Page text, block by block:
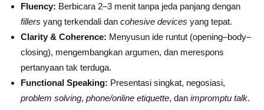
Fluency: Berbicara 2–3 menit tanpa jeda panjang dengan
fillers yang terkendali dan cohesive devices yang tepat.
Clarity & Coherence: Menyusun ide runtut (opening–body–
closing), mengembangkan argumen, dan merespons
pertanyaan tak terduga.
Functional Speaking: Presentasi singkat, negosiasi,
problem solving, phone/online etiquette, dan impromptu talk.